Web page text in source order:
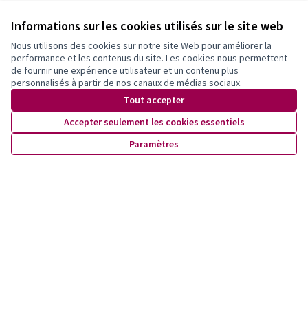
Informations sur les cookies utilisés sur le site web
Nous utilisons des cookies sur notre site Web pour améliorer la
performance et les contenus du site. Les cookies nous permettent
de fournir une expérience utilisateur et un contenu plus
personnalisés à partir de nos canaux de médias sociaux.
Tout accepter
Accepter seulement les cookies essentiels
Paramètres
Voir les propositions retirées
Newsletter
Inscrivez-vous pour être tenu·e au courant de nos activités!